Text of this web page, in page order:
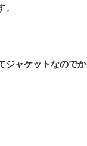
ジャケットなのでか